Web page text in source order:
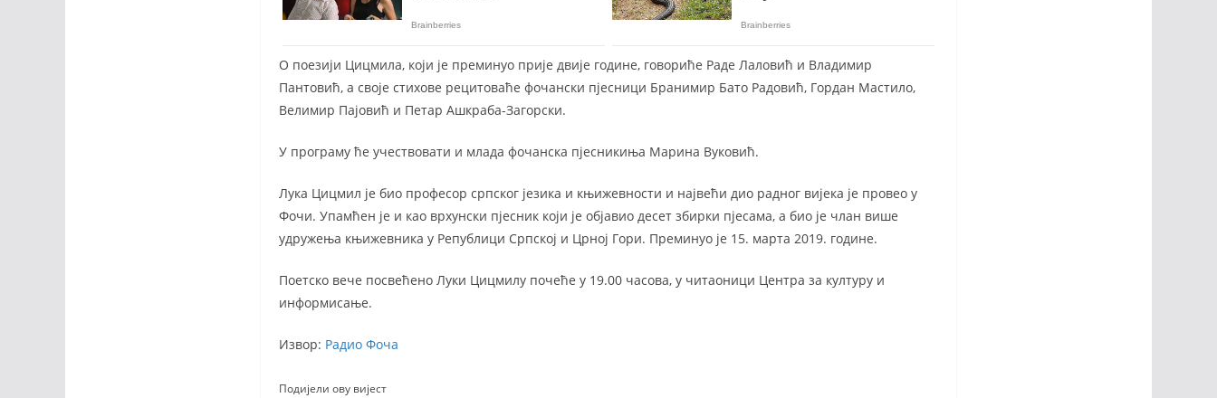
О поезији Цицмила, који је преминуо прије двије године, говориће Раде Лаловић и Владимир
Пантовић, а своје стихове рецитоваће фочански пјесници Бранимир Бато Радовић, Гордан Мастило,
Велимир Пајовић и Петар Ашкраба-Загорски.
У програму ће учествовати и млада фочанска пјесникиња Марина Вуковић.
Лука Цицмил је био професор српског језика и књижевности и највећи дио радног вијека је провео у
Фочи. Упамћен је и као врхунски пјесник који је објавио десет збирки пјесама, а био је члан више
удружења књижевника у Републици Српској и Црној Гори. Преминуо је 15. марта 2019. године.
Поетско вече посвећено Луки Цицмилу почеће у 19.00 часова, у читаоници Центра за културу и
информисање.
Извор: Радио Фоча
Подијели ову вијест